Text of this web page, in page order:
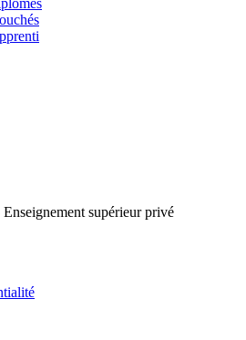
Enseignement supérieur privé